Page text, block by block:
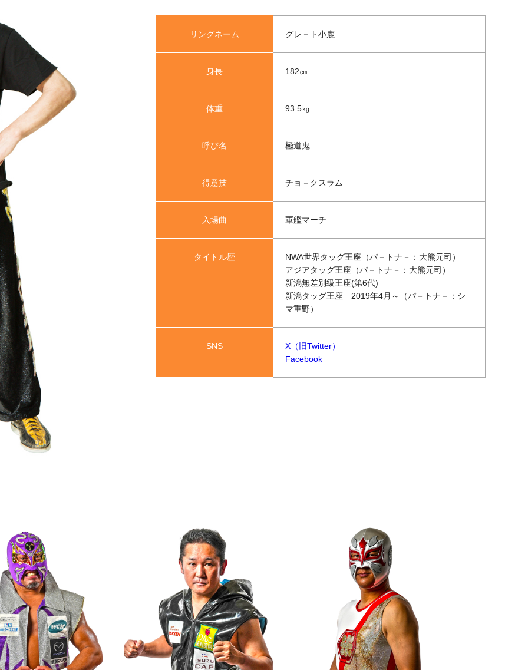
リングネーム グレ－ト小鹿
身長 182㎝
体重 93.5㎏
呼び名 極道鬼
得意技 チョ－クスラム
入場曲 軍艦マーチ
タイトル歴
NWA世界タッグ王座（パ－トナ－：大熊元司）
アジアタッグ王座（パ－トナ－：大熊元司）
新潟無差別級王座(第6代)
新潟タッグ王座 2019年4月～（パ－トナ－：シ
マ重野）
SNS
X（旧Twitter）
Facebook